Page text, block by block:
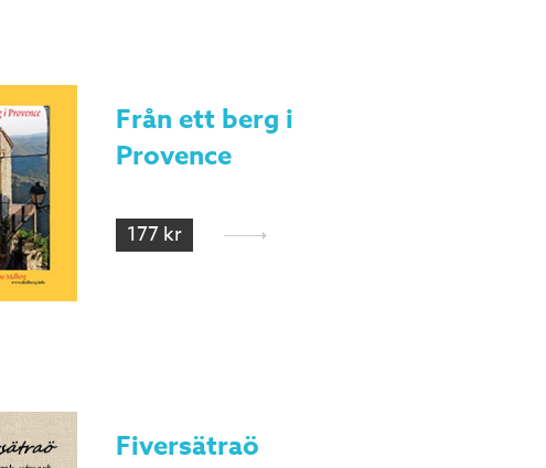
Från ett berg i
Provence
177 kr
Fiversätraö